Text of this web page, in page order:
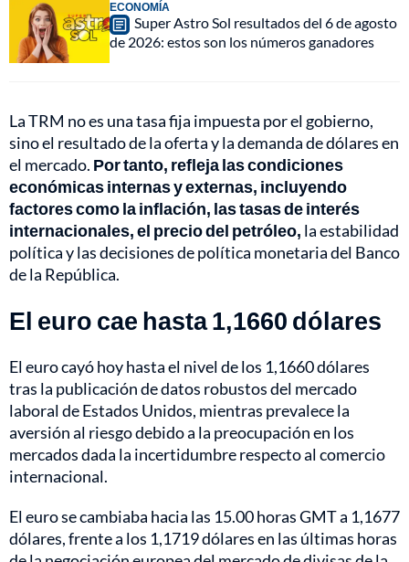
ECONOMÍA
Super Astro Sol resultados del 6 de agosto
de 2026: estos son los números ganadores
La TRM no es una tasa fija impuesta por el gobierno,
sino el resultado de la oferta y la demanda de dólares en
el mercado. Por tanto, refleja las condiciones
económicas internas y externas, incluyendo
factores como la inflación, las tasas de interés
internacionales, el precio del petróleo, la estabilidad
política y las decisiones de política monetaria del Banco
de la República.
El euro cae hasta 1,1660 dólares
El euro cayó hoy hasta el nivel de los 1,1660 dólares
tras la publicación de datos robustos del mercado
laboral de Estados Unidos, mientras prevalece la
aversión al riesgo debido a la preocupación en los
mercados dada la incertidumbre respecto al comercio
internacional.
El euro se cambiaba hacia las 15.00 horas GMT a 1,1677
dólares, frente a los 1,1719 dólares en las últimas horas